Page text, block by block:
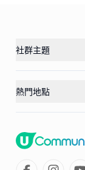
社群主題
熱門地點